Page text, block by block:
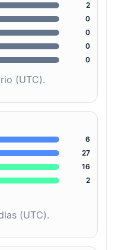
2
0
0
0
0
(UTC).
6
27
16
2
(UTC).